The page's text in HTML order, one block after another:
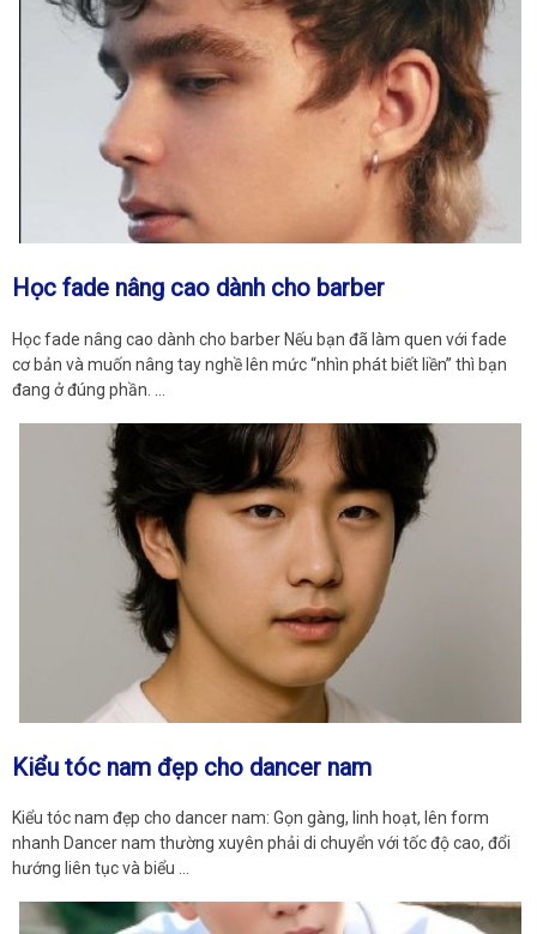
Học fade nâng cao dành cho barber
Học fade nâng cao dành cho barber Nếu bạn đã làm quen với fade
cơ bản và muốn nâng tay nghề lên mức “nhìn phát biết liền” thì bạn
đang ở đúng phần. …
Kiểu tóc nam đẹp cho dancer nam
Kiểu tóc nam đẹp cho dancer nam: Gọn gàng, linh hoạt, lên form
nhanh Dancer nam thường xuyên phải di chuyển với tốc độ cao, đổi
hướng liên tục và biểu …